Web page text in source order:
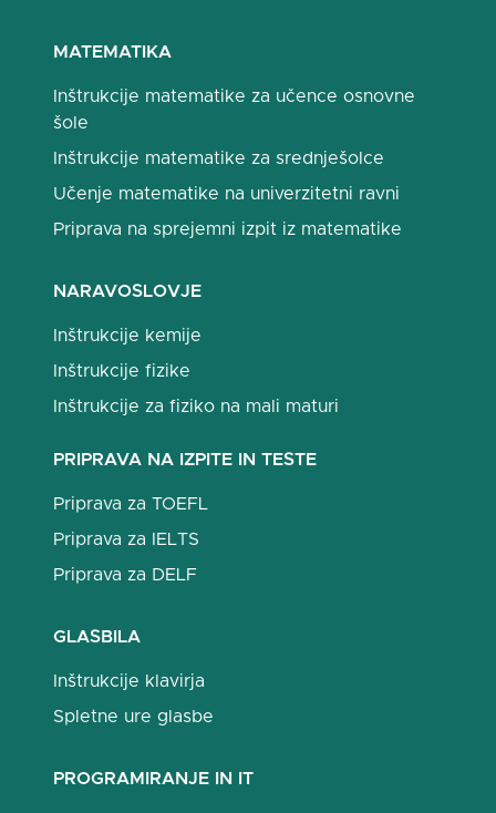
MATEMATIKA
Inštrukcije matematike za učence osnovne
šole
Inštrukcije matematike za srednješolce
Učenje matematike na univerzitetni ravni
Priprava na sprejemni izpit iz matematike
NARAVOSLOVJE
Inštrukcije kemije
Inštrukcije fizike
Inštrukcije za fiziko na mali maturi
PRIPRAVA NA IZPITE IN TESTE
Priprava za TOEFL
Priprava za IELTS
Priprava za DELF
GLASBILA
Inštrukcije klavirja
Spletne ure glasbe
PROGRAMIRANJE IN IT